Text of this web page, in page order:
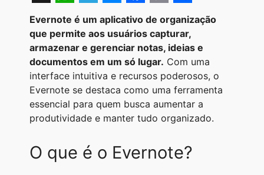
X W
h
a
t
s
A
p
p
T
e
l
e
g
r
a
m
M
e
s
s
e
n
g
e
r
F
a
c
e
b
o
o
k
C
o
p
y
L
i
n
k
S
h
a
r
e
Evernote é um aplicativo de organização
que permite aos usuários capturar,
armazenar e gerenciar notas, ideias e
documentos em um só lugar. Com uma
interface intuitiva e recursos poderosos, o
Evernote se destaca como uma ferramenta
essencial para quem busca aumentar a
produtividade e manter tudo organizado.
O que é o Evernote?